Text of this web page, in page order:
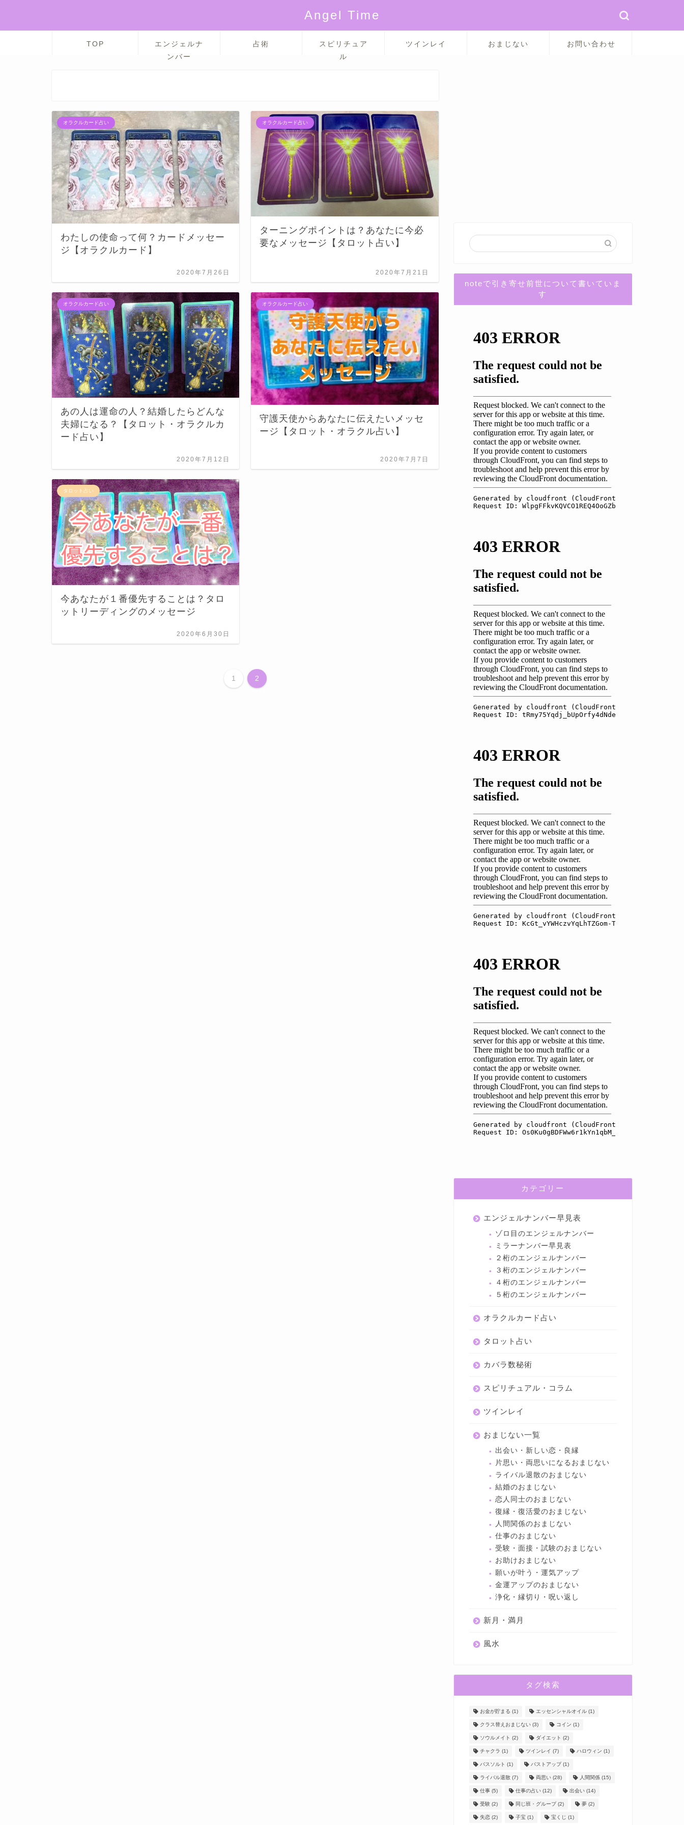
Angel Time
TOP
エンジェルナ
ンバー
占術
スピリチュア
ル
ツインレイ おまじない お問い合わせ
オラクルカード占い
わたしの使命って何？カードメッセー
ジ【オラクルカード】
2020年7月26日
オラクルカード占い
ターニングポイントは？あなたに今必
要なメッセージ【タロット占い】
2020年7月21日
オラクルカード占い
あの人は運命の人？結婚したらどんな
夫婦になる？【タロット・オラクルカ
ード占い】
2020年7月12日
オラクルカード占い
守護天使からあなたに伝えたいメッセ
ージ【タロット・オラクル占い】
2020年7月7日
タロット占い
今あなたが１番優先することは？タロ
ットリーディングのメッセージ
2020年6月30日
1 2
noteで引き寄せ前世について書いていま
す
カテゴリー
エンジェルナンバー早見表
ゾロ目のエンジェルナンバー
ミラーナンバー早見表
２桁のエンジェルナンバー
３桁のエンジェルナンバー
４桁のエンジェルナンバー
５桁のエンジェルナンバー
オラクルカード占い
タロット占い
カバラ数秘術
スピリチュアル・コラム
ツインレイ
おまじない一覧
出会い・新しい恋・良縁
片思い・両思いになるおまじない
ライバル退散のおまじない
結婚のおまじない
恋人同士のおまじない
復縁・復活愛のおまじない
人間関係のおまじない
仕事のおまじない
受験・面接・試験のおまじない
お助けおまじない
願いが叶う・運気アップ
金運アップのおまじない
浄化・縁切り・呪い返し
新月・満月
風水
タグ検索
お金が貯まる (1) エッセンシャルオイル(1)
クラス替えおまじない(3) コイン (1)
ソウルメイト (2) ダイエット (2)
チャクラ (1) ツインレイ (7) ハロウィン (1)
バスソルト (1) バストアップ(1)
ライバル退散(7) 両思い(28) 人間関係(15)
仕事(5) 仕事の占い(12) 出会い(14)
受験(2) 同じ班・グループ(2) 夢(2)
失恋(2) 子宝 (1) 宝くじ (1)